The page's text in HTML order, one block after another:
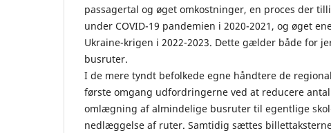
passagertal og øget omkostninger, en proces der
under COVID-19 pandemien i 2020-2021, og øget
Ukraine-krigen i 2022-2023. Dette gælder både for
busruter.
I de mere tyndt befolkede egne håndtere de
første omgang udfordringerne ved at reducere
omlægning af almindelige busruter til egentlige
nedlæggelse af ruter. Samtidig sættes